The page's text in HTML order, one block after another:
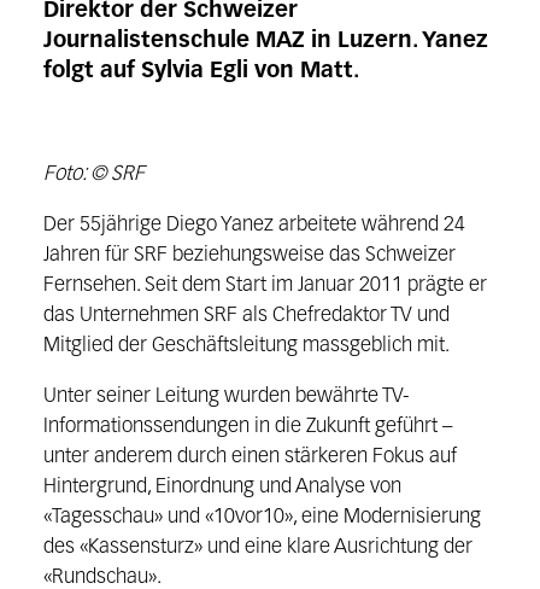
Direktor der Schweizer
Journalistenschule MAZ in Luzern. Yanez
folgt auf Sylvia Egli von Matt.
Foto: © SRF
Der 55jährige Diego Yanez arbeitete während 24
Jahren für SRF beziehungsweise das Schweizer
Fernsehen. Seit dem Start im Januar 2011 prägte er
das Unternehmen SRF als Chefredaktor TV und
Mitglied der Geschäftsleitung massgeblich mit.
Unter seiner Leitung wurden bewährte TV-
Informationssendungen in die Zukunft geführt –
unter anderem durch einen stärkeren Fokus auf
Hintergrund, Einordnung und Analyse von
«Tagesschau» und «10vor10», eine Modernisierung
des «Kassensturz» und eine klare Ausrichtung der
«Rundschau».